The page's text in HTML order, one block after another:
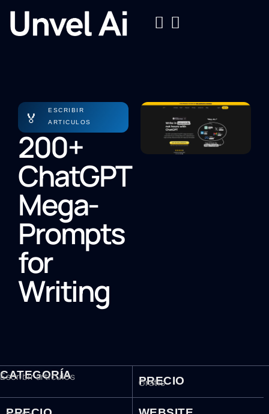
🏅
ESCRIBIR
ARTICULOS
200+
ChatGPT
Mega-
Prompts
for
Writing
CATEGORÍA
Escribir articulos PRECIO
Gratis